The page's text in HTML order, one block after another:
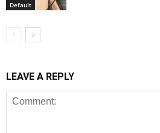
Default
LEAVE A REPLY